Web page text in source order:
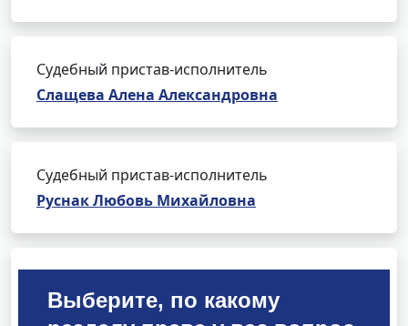
Судебный пристав-исполнитель
Слащева Алена Александровна
Судебный пристав-исполнитель
Руснак Любовь Михайловна